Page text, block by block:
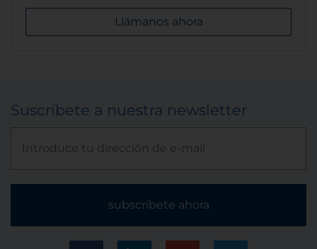
Llámanos ahora
Suscríbete a nuestra newsletter
subscríbete ahora